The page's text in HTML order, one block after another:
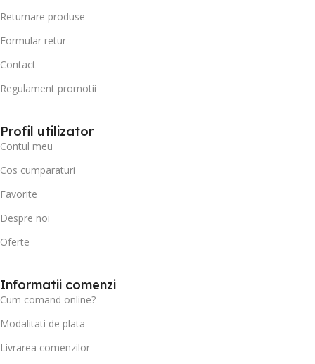
Returnare produse
Formular retur
Contact
Regulament promotii
Profil utilizator
Contul meu
Cos cumparaturi
Favorite
Despre noi
Oferte
Informatii comenzi
Cum comand online?
Modalitati de plata
Livrarea comenzilor